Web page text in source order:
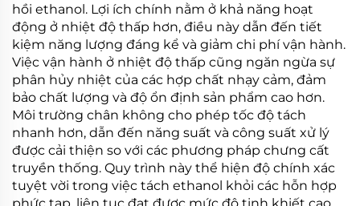
hồi ethanol. Lợi ích chính nằm ở khả năng hoạt
động ở nhiệt độ thấp hơn, điều này dẫn đến tiết
kiệm năng lượng đáng kể và giảm chi phí vận hành.
Việc vận hành ở nhiệt độ thấp cũng ngăn ngừa sự
phân hủy nhiệt của các hợp chất nhạy cảm, đảm
bảo chất lượng và độ ổn định sản phẩm cao hơn.
Môi trường chân không cho phép tốc độ tách
nhanh hơn, dẫn đến năng suất và công suất xử lý
được cải thiện so với các phương pháp chưng cất
truyền thống. Quy trình này thể hiện độ chính xác
tuyệt vời trong việc tách ethanol khỏi các hỗn hợp